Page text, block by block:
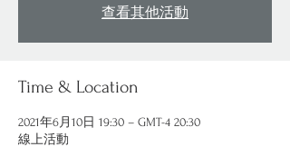
查看其他活動
Time & Location
2021年6月10日 19:30 – GMT-4 20:30
線上活動